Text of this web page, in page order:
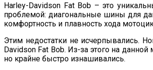
Harley-Davidson Fat Bob – это
проблемой: диагональные шины для
комфортность и плавность хода
Этим недостатки не исчерпывались.
Davidson Fat Bob. Из-за этого на
но крайне быстро изнашивались.